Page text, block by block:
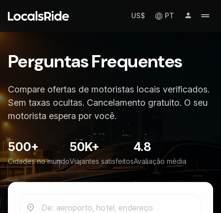
US$ PT
Perguntas Frequentes
Compare ofertas de motoristas locais verificados.
Sem taxas ocultas. Cancelamento gratuito. O seu
motorista espera por você.
500+
Cidades no mundo
50K+
Viajantes satisfeitos
4.8
Avaliação média
De: aeroporto, hotel, endereço